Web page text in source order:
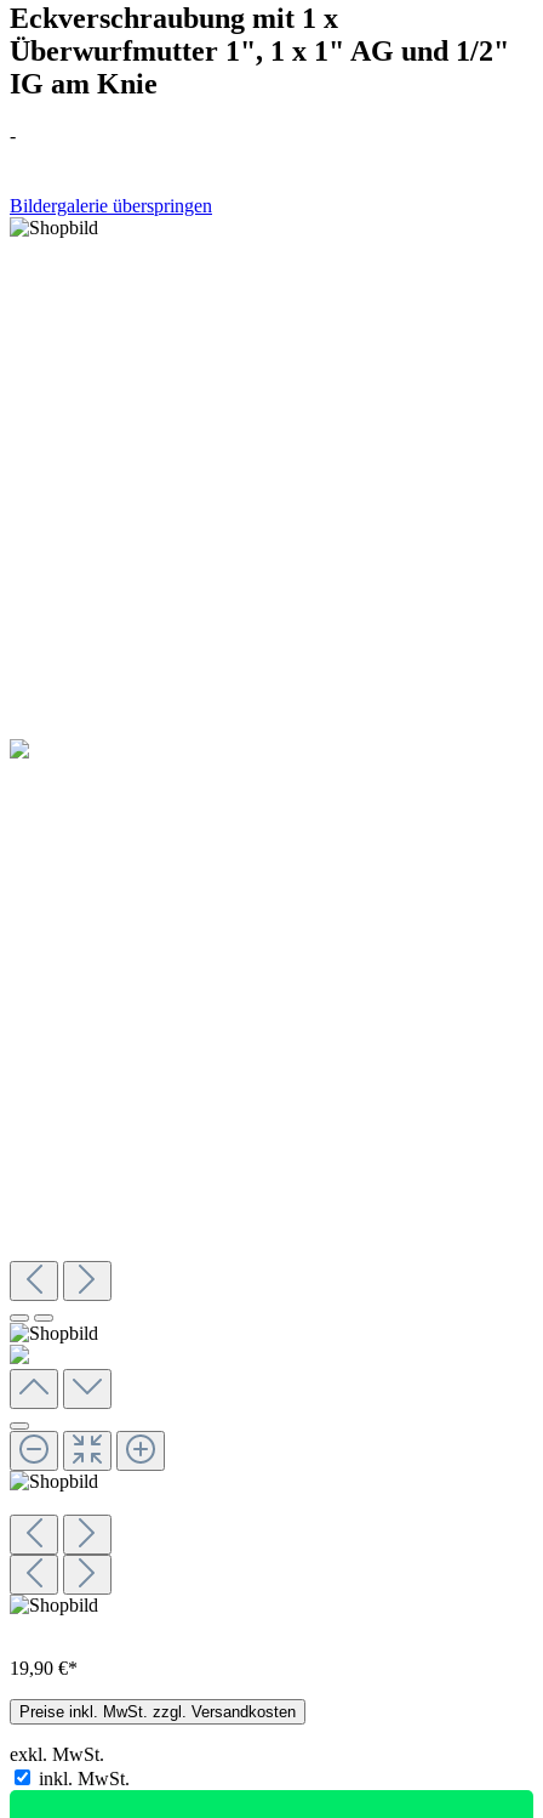
Eckverschraubung mit 1 x
Überwurfmutter 1", 1 x 1" AG und 1/2"
IG am Knie
-
Bildergalerie überspringen
19,90 €*
Preise inkl. MwSt. zzgl. Versandkosten
exkl. MwSt.
inkl. MwSt.